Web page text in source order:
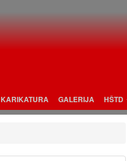
KARIKATURA GALERIJA HŠTD